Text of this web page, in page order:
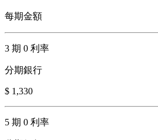
每期金額
3 期 0 利率
分期銀行
$ 1,330
5 期 0 利率